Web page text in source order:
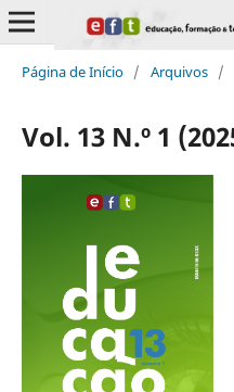
Página de Início / Arquivos /
Vol. 13 N.º 1